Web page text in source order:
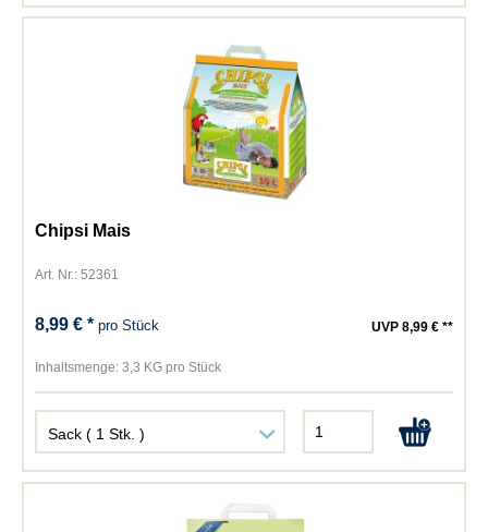
Chipsi Mais
Art. Nr.: 52361
8,99 € *pro Stück UVP 8,99 € **
Inhaltsmenge: 3,3 KG pro Stück